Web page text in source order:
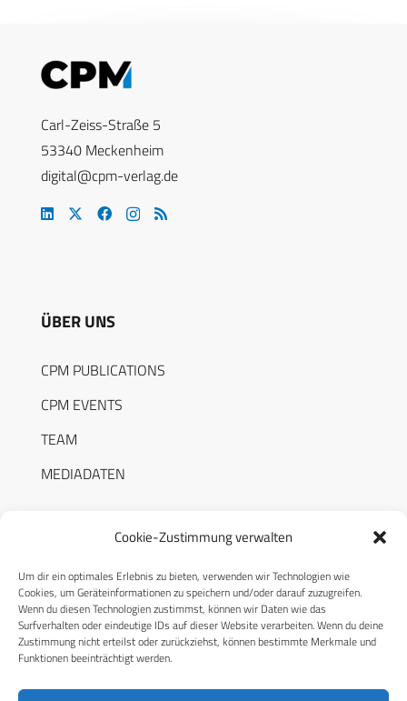
Cookie-Zustimmung verwalten
Um dir ein optimales Erlebnis zu bieten, verwenden wir Technologien wie
Cookies, um Geräteinformationen zu speichern und/oder darauf zuzugreifen.
Wenn du diesen Technologien zustimmst, können wir Daten wie das
Surfverhalten oder eindeutige IDs auf dieser Website verarbeiten. Wenn du deine
Zustimmung nicht erteilst oder zurückziehst, können bestimmte Merkmale und
Funktionen beeinträchtigt werden.
Carl-Zeiss-Straße 5
53340 Meckenheim
digital@cpm-verlag.de
ÜBER UNS
CPM PUBLICATIONS
CPM EVENTS
TEAM
MEDIADATEN
RECHTLICHES
Datenschutzerklärung
Cookie-Richtlinie (EU)